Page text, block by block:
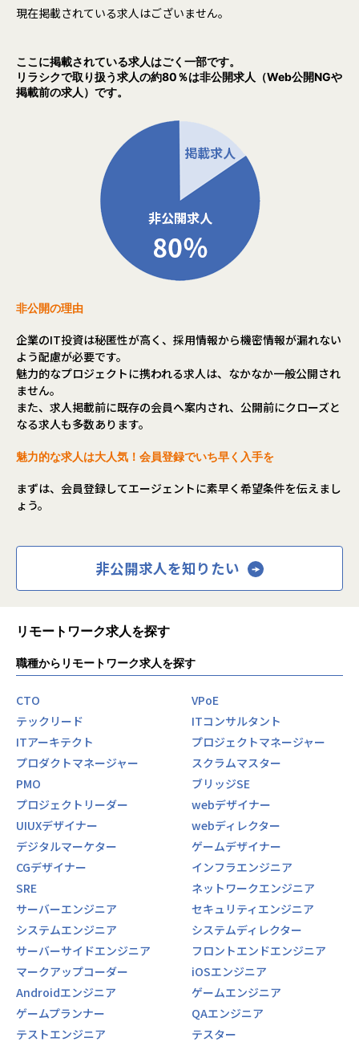
現在掲載されている求人はございません。
ここに掲載されている求人はごく一部です。
リラシクで取り扱う求人の約80％は非公開求人（Web公開NGや
掲載前の求人）です。
非公開の理由
企業のIT投資は秘匿性が高く、採用情報から機密情報が漏れない
よう配慮が必要です。
魅力的なプロジェクトに携われる求人は、なかなか一般公開され
ません。
また、求人掲載前に既存の会員へ案内され、公開前にクローズと
なる求人も多数あります。
魅力的な求人は大人気！会員登録でいち早く入手を
まずは、会員登録してエージェントに素早く希望条件を伝えまし
ょう。
非公開求人を知りたい
リモートワーク求人を探す
職種からリモートワーク求人を探す
CTO
VPoE
テックリード
ITコンサルタント
ITアーキテクト
プロジェクトマネージャー
プロダクトマネージャー
スクラムマスター
PMO
ブリッジSE
プロジェクトリーダー
webデザイナー
UIUXデザイナー
webディレクター
デジタルマーケター
ゲームデザイナー
CGデザイナー
インフラエンジニア
SRE
ネットワークエンジニア
サーバーエンジニア
セキュリティエンジニア
システムエンジニア
システムディレクター
サーバーサイドエンジニア
フロントエンドエンジニア
マークアップコーダー
iOSエンジニア
Androidエンジニア
ゲームエンジニア
ゲームプランナー
QAエンジニア
テストエンジニア
テスター